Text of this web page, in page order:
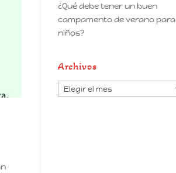
¿Qué debe tener un buen
campamento de verano para
niños?
Archivos
Archivos